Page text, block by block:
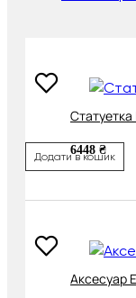
6448 ₴
Додати в кошик
Аксесуар